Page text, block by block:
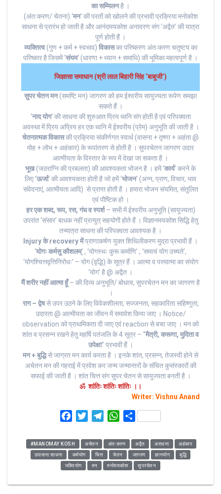
का सम्मिलनहै ।
(अंतःकरण/ चेतना) ‘मन‘ की परतों को खोलने की प्रभावी प्रक्रिया मनोकोश
साधना से प्रारंभ हो जाती है और आनंदमयकोश अनावरण संग ‘अद्वैत’ की यात्रा
पूर्ण होती हैं ।
व्यक्तित्व(गुण + कर्म + स्वभाव) विकासका परिष्करण अंतःकरण चतुष्टय का
परिष्कार है जिसमें ‘संयम‘ (धारणा + ध्यान + समाधि) की भूमिका महत्वपूर्ण है ।
जिज्ञासा समाधान (श्री लाल बिहारी सिंह ‘बाबूजी’)
सुपर चेतन मन(समष्टि मन) जागरण को हम ईश्वरीय सायुज्यता रूपेण समझा
सकते हैं ।
‘नाद योग‘ की साधना की शुरुआत प्रिय ध्वनि संग होती है एवं परिपक्वता
अवस्था में प्रिय अप्रिय हर एक ध्वनि में ईश्वरीय (प्रेम) अनुभूति की जाती है ।
चेतनात्मक विकासकी प्रक्रिया संकीर्णगत स्वार्थ (वासना + तृष्णा + अहंता @
मोह + लोभ + अहंकार) के रूपांतरण से होती है । सुपरचेतन जागरण उदार
आत्मीयता के विस्तार के रूप में देखा जा सकता है ।
भूख(जठराग्नि की प्रबलता) की आवश्यकता भोजन है । हमें ‘कार्य‘ करने के
लिए ‘ऊर्जा‘ की आवश्यकता होती है जो हमें ‘भोजन‘ (अन्न, प्राण, विचार, भाव
संवेदनाएं, आत्मीयता आदि) से प्राप्त होती है । हमारा भोजन संयमित, संतुलित
एवं पौष्टिक हो ।
हर एक शब्द, रूप, रस, गंध व स्पर्श– सभी में ईश्वरीय अनुभूति (सायुज्यता)
उपरांत ‘संसार’ बाधक नहीं प्रत्युत् सहयोगी होते हैं । विज्ञानमयकोश सिद्धि हेतु
तन्मात्रा साधना की परिपक्वता आवश्यक है ।
Injury के recovery मेंप्राणाकर्षण युक्त शिथिलीकरण मुद्रा प्रभावी हैं ।
‘योगः कर्मसु कौशलम्‘ , ‘योगस्थः कुरू कर्माणि’ , ‘समत्वं योग उच्यते’,
‘योगश्चित्तवृत्तिनिरोधः’ – योग (वृद्धि) के सूत्र हैं । आत्मा व परमात्मा का संयोग
‘योग’ है @ अद्वैत ।
मैं शरीर नहीं आत्मा हूँ– की दिव्य अनुभूति/ बोधत्व, सुपरचेतन मन का जागरण है
।
राग – द्वेषसे उपर उठने के लिए विवेकशीलता, सज्जनता, सहकारिता सहिष्णुता,
उदारता @ आत्मीयता का जीवन में समावेश किया जाए । Notice/
observation को प्राथमिकता दी जाए एवं reaction से बचा जाए । मन को
शांत व प्रसन्न रखने हेतु महर्षि पतंजलि के 4 सूत्र – “मैत्री, करूणा, मुदिता व
उपेक्षा” प्रभावी हैं ।
मन + बुद्धिसे जाग्रत मन कार्य करता है । इनके शांत, प्रसन्न, तेजस्वी होने से
अचेतन मन की गहराई में प्रवेश कर जन्म जन्मान्तरों के संचित कुसंस्कारों की
सफाई की जाती है । शांत चित्त संग सुपर चेतन से सायुज्यता बनती है ।
ॐ शांतिः शांतिः शांतिः ।।
Writer: Vishnu Anand
c
e
b
o
i
t
t
r
l
e
g
a
W
a
t
s
p
S
a
r
e
#MANOMAY KOSH अचेतन अंतःकरण अद्वैत अराधना
अहंकार
उपासना साधना
कर्मयोग चित्त चेतन जागरण ज्ञानयोग
बुद्धि
भक्तियोग
मन मनोमयकोश सुपरचेतन